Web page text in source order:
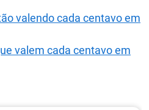
valendo cada centavo em
valem cada centavo em